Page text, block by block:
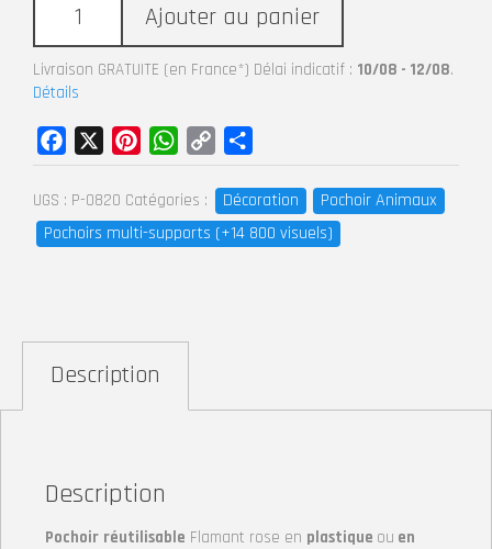
Ajouter au panier
Livraison GRATUITE (en France*) Délai indicatif : 10/08 - 12/08.
Détails
UGS : P-0820 Catégories : Décoration
Pochoir Animaux
Pochoirs multi-supports (+14 800 visuels)
Facebook PinterestWhatsApp
Copy
Link
Description
Description
Pochoir réutilisable Flamant rose en plastique ou en